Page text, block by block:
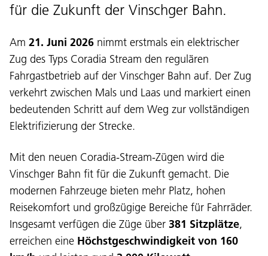
für die Zukunft der Vinschger Bahn.
Am 21. Juni 2026 nimmt erstmals ein elektrischer
Zug des Typs Coradia Stream den regulären
Fahrgastbetrieb auf der Vinschger Bahn auf. Der Zug
verkehrt zwischen Mals und Laas und markiert einen
bedeutenden Schritt auf dem Weg zur vollständigen
Elektrifizierung der Strecke.
Mit den neuen Coradia-Stream-Zügen wird die
Vinschger Bahn fit für die Zukunft gemacht. Die
modernen Fahrzeuge bieten mehr Platz, hohen
Reisekomfort und großzügige Bereiche für Fahrräder.
Insgesamt verfügen die Züge über 381 Sitzplätze,
erreichen eine Höchstgeschwindigkeit von 160